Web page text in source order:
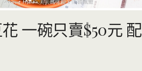
一碗只賣$50元 配